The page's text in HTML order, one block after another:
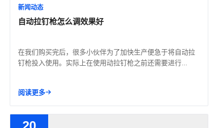
新闻动态
自动拉钉枪怎么调效果好
在我们购买完后，很多小伙伴为了加快生产便急于将自动拉
钉枪投入使用。实际上在使用动拉钉枪之前还需要进行...
阅读更多